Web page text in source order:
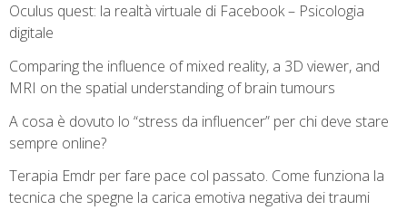
Oculus quest: la realtà virtuale di Facebook – Psicologia
digitale
Comparing the influence of mixed reality, a 3D viewer, and
MRI on the spatial understanding of brain tumours
A cosa è dovuto lo “stress da influencer” per chi deve stare
sempre online?
Terapia Emdr per fare pace col passato. Come funziona la
tecnica che spegne la carica emotiva negativa dei traumi